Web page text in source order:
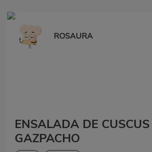
ROSAURA
ENSALADA DE CUSCUS
GAZPACHO